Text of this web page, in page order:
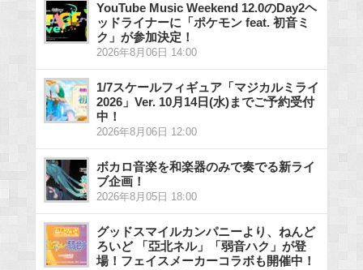
YouTube Music Weekend 12.0のDay2ヘ
ッドライナーに「ポケモン feat. 初音ミ
ク」が参加決定！
2026年8月06日 14:00
1/7スケールフィギュア「マジカルミライ
2026」Ver. 10月14日(水)までご予約受付
中！
2026年8月06日 12:00
ボカロ音楽を和楽器のみで奏でる新ライ
ブ企画！
2026年8月05日 18:00
グッドスマイルカンパニーより、ねんど
ろいど 「亞北ネル」「弱音ハク」が登
場！フェイスメーカーコラボも開催中！